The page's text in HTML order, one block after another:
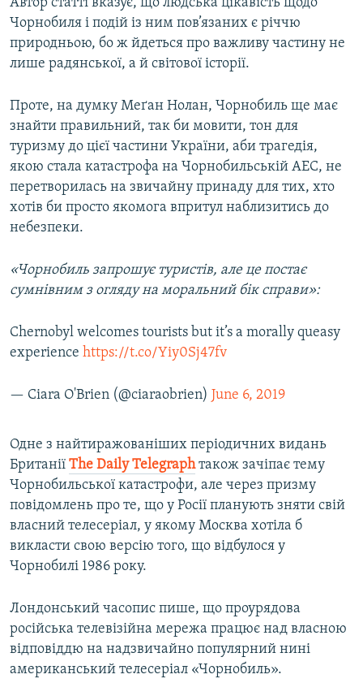
Автор статті вказує, що людська цікавість щодо
Чорнобиля і подій із ним пов’язаних є річчю
природньою, бо ж йдеться про важливу частину не
лише радянської, а й світової історії.
Проте, на думку Меґан Нолан, Чорнобиль ще має
знайти правильний, так би мовити, тон для
туризму до цієї частини України, аби трагедія,
якою стала катастрофа на Чорнобильській АЕС, не
перетворилась на звичайну принаду для тих, хто
хотів би просто якомога впритул наблизитись до
небезпеки.
«Чорнобиль запрошує туристів, але це постає
сумнівним з огляду на моральний бік справи»:
Chernobyl welcomes tourists but it’s a morally queasy
experience https://t.co/Yiy0Sj47fv
— Ciara O'Brien (@ciaraobrien) June 6, 2019
​Одне з найтиражованіших періодичних видань
Британії The Daily Telegraphтакож зачіпає тему
Чорнобильської катастрофи, але через призму
повідомлень про те, що у Росії планують зняти свій
власний телесеріал, у якому Москва хотіла б
викласти свою версію того, що відбулося у
Чорнобилі 1986 року.
Лондонський часопис пише, що проурядова
російська телевізійна мережа працює над власною
відповіддю на надзвичайно популярний нині
американський телесеріал «Чорнобиль».